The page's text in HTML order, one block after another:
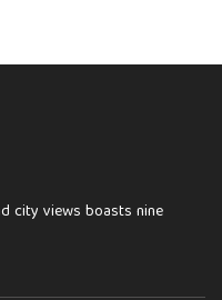
city views boasts nine